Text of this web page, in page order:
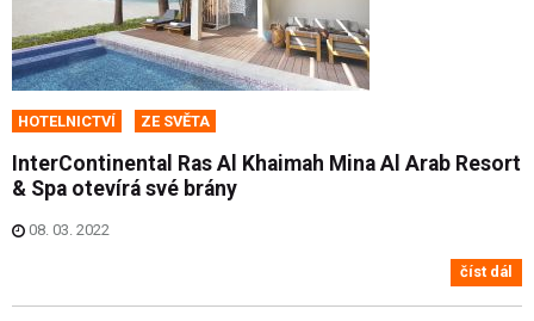
HOTELNICTVÍ ZE SVĚTA
InterContinental Ras Al Khaimah Mina Al Arab Resort
& Spa otevírá své brány
08. 03. 2022
číst dál